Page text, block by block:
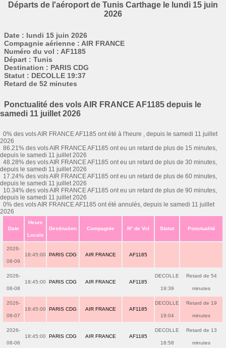
Départs de l'aéroport de Tunis Carthage le lundi 15 juin
2026
Date : lundi 15 juin 2026
Compagnie aérienne : AIR FRANCE
Numéro du vol : AF1185
Départ : Tunis
Destination : PARIS CDG
Statut : DECOLLE 19:37
Retard de 52 minutes
Ponctualité des vols AIR FRANCE AF1185 depuis le
samedi 11 juillet 2026
0% des vols AIR FRANCE AF1185 ont été à l'heure , depuis le samedi 11 juillet
2026
86.21% des vols AIR FRANCE AF1185 ont eu un retard de plus de 15 minutes,
depuis le samedi 11 juillet 2026
48.28% des vols AIR FRANCE AF1185 ont eu un retard de plus de 30 minutes,
depuis le samedi 11 juillet 2026
17.24% des vols AIR FRANCE AF1185 ont eu un retard de plus de 60 minutes,
depuis le samedi 11 juillet 2026
10.34% des vols AIR FRANCE AF1185 ont eu un retard de plus de 90 minutes,
depuis le samedi 11 juillet 2026
0% des vols AIR FRANCE AF1185 ont été annulés, depuis le samedi 11 juillet
2026
Date
Heure
Locale
Destination Compagnie N° de Vol Statut Ponctualité
2026-
08-09
18:45:00 PARIS CDG AIR FRANCE AF1185
2026-
08-08
18:45:00 PARIS CDG AIR FRANCE AF1185
DECOLLE
19:39
Retard de 54
minutes
2026-
08-07
18:45:00 PARIS CDG AIR FRANCE AF1185
DECOLLE
19:04
Retard de 19
minutes
2026-
08-06
18:45:00 PARIS CDG AIR FRANCE AF1185
DECOLLE
18:58
Retard de 13
minutes